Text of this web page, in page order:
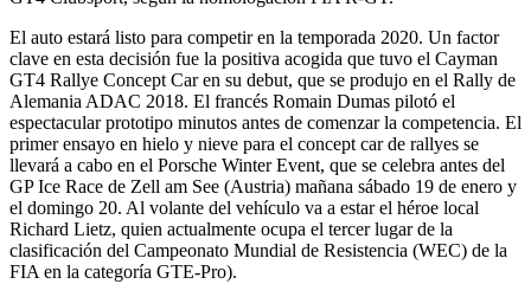
El auto estará listo para competir en la temporada 2020. Un factor
clave en esta decisión fue la positiva acogida que tuvo el Cayman
GT4 Rallye Concept Car en su debut, que se produjo en el Rally de
Alemania ADAC 2018. El francés Romain Dumas pilotó el
espectacular prototipo minutos antes de comenzar la competencia. El
primer ensayo en hielo y nieve para el concept car de rallyes se
llevará a cabo en el Porsche Winter Event, que se celebra antes del
GP Ice Race de Zell am See (Austria) mañana sábado 19 de enero y
el domingo 20. Al volante del vehículo va a estar el héroe local
Richard Lietz, quien actualmente ocupa el tercer lugar de la
clasificación del Campeonato Mundial de Resistencia (WEC) de la
FIA en la categoría GTE-Pro).